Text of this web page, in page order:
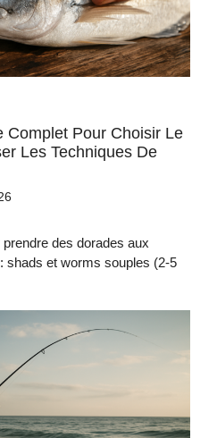
Complet Pour Choisir Le
Les Techniques De
prendre des dorades aux
shads et worms souples (2-5